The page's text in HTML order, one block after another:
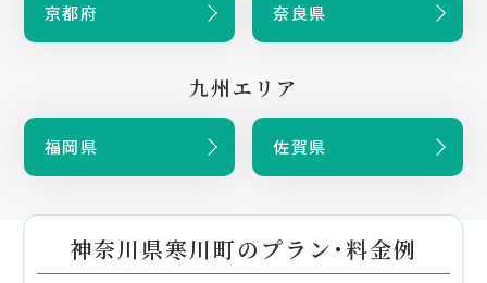
京都府 奈良県
九州エリア
福岡県 佐賀県
神奈川県寒川町のプラン・料金例